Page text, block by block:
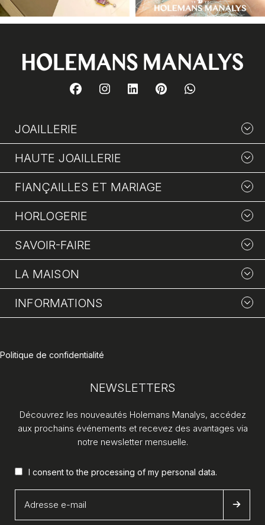
JOAILLERIE
HAUTE JOAILLERIE
FIANÇAILLES ET MARIAGE
HORLOGERIE
SAVOIR-FAIRE
LA MAISON
INFORMATIONS
Politique de confidentialité
NEWSLETTERS
Découvrez les nouveautés Holemans Manalys, accédez
aux prochains événements et recevez des avantages via
notre newsletter mensuelle.
I consent to the processing of my personal data.